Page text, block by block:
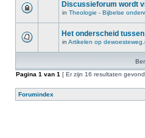
Discussieforum wordt
in Theologie - Bijbelse
Het onderscheid
in Artikelen op
Pagina 1 van 1 [ Er zijn 16 resultaten
Forumindex